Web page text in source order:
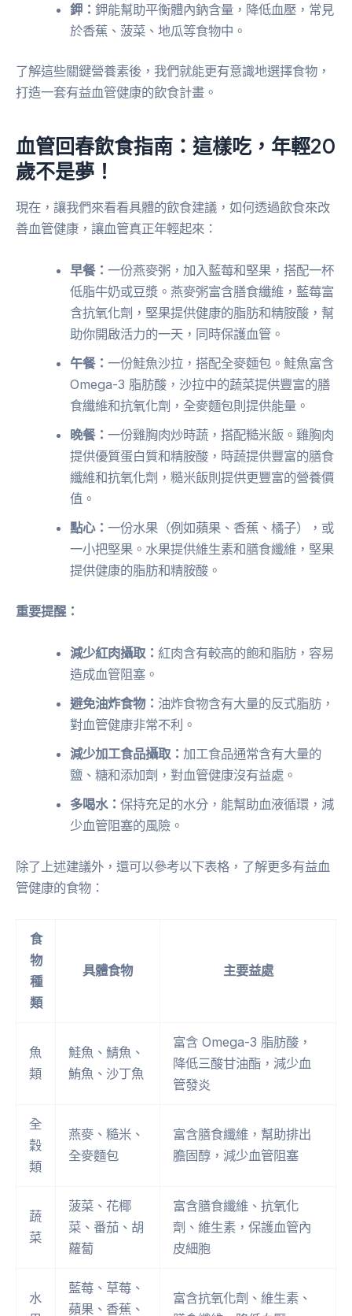
鉀：鉀能幫助平衡體內鈉含量，降低血壓，常見
於香蕉、菠菜、地瓜等食物中。
了解這些關鍵營養素後，我們就能更有意識地選擇食物，
打造一套有益血管健康的飲食計畫。
血管回春飲食指南：這樣吃，年輕20
歲不是夢！
現在，讓我們來看看具體的飲食建議，如何透過飲食來改
善血管健康，讓血管真正年輕起來：
早餐：一份燕麥粥，加入藍莓和堅果，搭配一杯
低脂牛奶或豆漿。燕麥粥富含膳食纖維，藍莓富
含抗氧化劑，堅果提供健康的脂肪和精胺酸，幫
助你開啟活力的一天，同時保護血管。
午餐：一份鮭魚沙拉，搭配全麥麵包。鮭魚富含
Omega-3 脂肪酸，沙拉中的蔬菜提供豐富的膳
食纖維和抗氧化劑，全麥麵包則提供能量。
晚餐：一份雞胸肉炒時蔬，搭配糙米飯。雞胸肉
提供優質蛋白質和精胺酸，時蔬提供豐富的膳食
纖維和抗氧化劑，糙米飯則提供更豐富的營養價
值。
點心：一份水果（例如蘋果、香蕉、橘子），或
一小把堅果。水果提供維生素和膳食纖維，堅果
提供健康的脂肪和精胺酸。
重要提醒：
減少紅肉攝取： 紅肉含有較高的飽和脂肪，容易
造成血管阻塞。
避免油炸食物： 油炸食物含有大量的反式脂肪，
對血管健康非常不利。
減少加工食品攝取： 加工食品通常含有大量的
鹽、糖和添加劑，對血管健康沒有益處。
多喝水：保持充足的水分，能幫助血液循環，減
少血管阻塞的風險。
除了上述建議外，還可以參考以下表格，了解更多有益血
管健康的食物：
食
物
種
類
具體食物 主要益處
魚
類
鮭魚、鯖魚、
鮪魚、沙丁魚
富含 Omega-3 脂肪酸，
降低三酸甘油酯，減少血
管發炎
全
穀
類
燕麥、糙米、
全麥麵包
富含膳食纖維，幫助排出
膽固醇，減少血管阻塞
蔬
菜
菠菜、花椰
菜、番茄、胡
蘿蔔
富含膳食纖維、抗氧化
劑、維生素，保護血管內
皮細胞
水
藍莓、草莓、
蘋果、香蕉、
富含抗氧化劑、維生素、